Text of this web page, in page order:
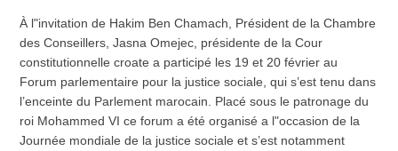
À l"invitation de Hakim Ben Chamach, Président de la Chambre
des Conseillers, Jasna Omejec, présidente de la Cour
constitutionnelle croate a participé les 19 et 20 février au
Forum parlementaire pour la justice sociale, qui s’est tenu dans
l’enceinte du Parlement marocain. Placé sous le patronage du
roi Mohammed VI ce forum a été organisé a l"occasion de la
Journée mondiale de la justice sociale et s’est notamment